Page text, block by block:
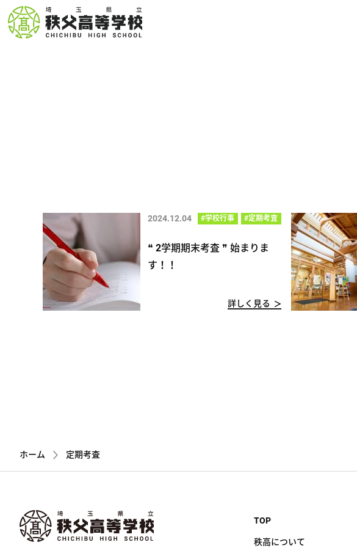
2024.12.04 #学校行事 #定期考査
❝ 2学期期末考査 ❞ 始まりま
す！！
詳しく見る
ホーム 定期考査
TOP
秩高について